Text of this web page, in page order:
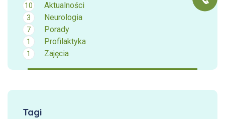
Aktualności
10
Neurologia
3
Porady
7
Profilaktyka
1
Zajęcia
1
Tagi